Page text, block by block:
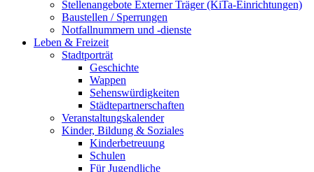
Stellenangebote Externer Träger (KiTa-Einrichtungen)
Baustellen / Sperrungen
Notfallnummern und -dienste
Leben & Freizeit
Stadtporträt
Geschichte
Wappen
Sehenswürdigkeiten
Städtepartnerschaften
Veranstaltungskalender
Kinder, Bildung & Soziales
Kinderbetreuung
Schulen
Für Jugendliche